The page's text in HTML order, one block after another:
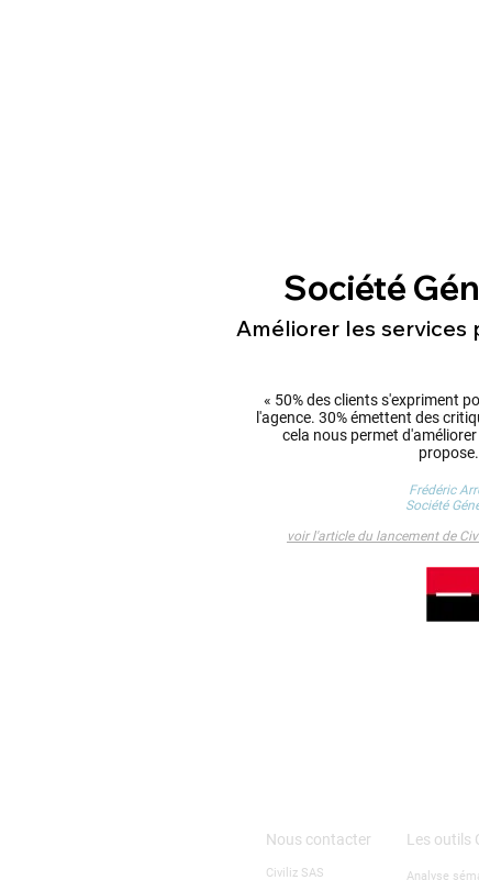
Société
Améliorer les services
« 50% des clients s'expriment
l'agence. 30% émettent des
cela nous permet
Frédéric
Société
voir l'article du lancement de
Nous contacter
Civiliz SAS
Les outils
Analyse